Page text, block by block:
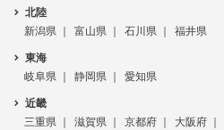
北陸
新潟県
富山県 石川県 福井県
東海
岐阜県
静岡県 愛知県
近畿
三重県
滋賀県 京都府 大阪府